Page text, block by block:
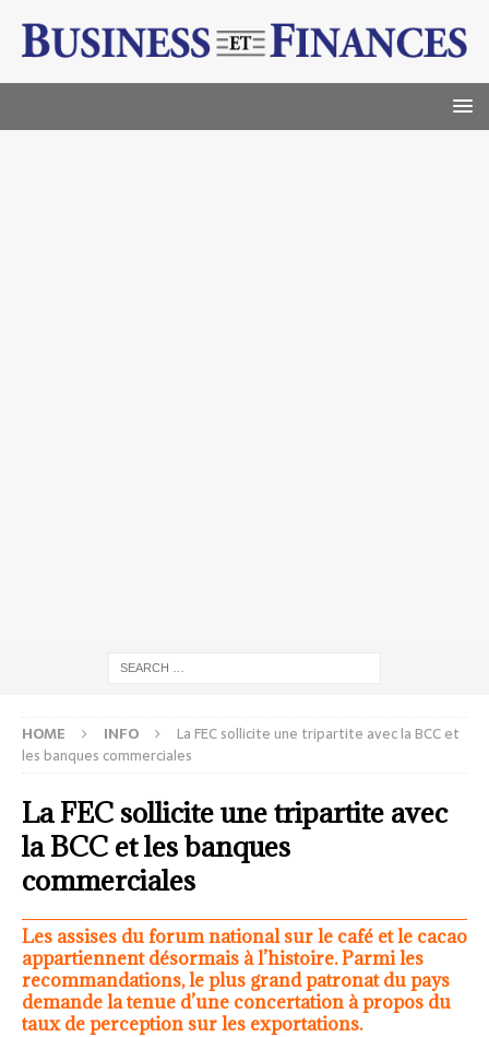
HOME INFO
La FEC sollicite une tripartite avec la BCC et
les banques commerciales
La FEC sollicite une tripartite avec
la BCC et les banques
commerciales
Les assises du forum national sur le café et le cacao
appartiennent désormais à l’histoire. Parmi les
recommandations, le plus grand patronat du pays
demande la tenue d’une concertation à propos du
taux de perception sur les exportations.